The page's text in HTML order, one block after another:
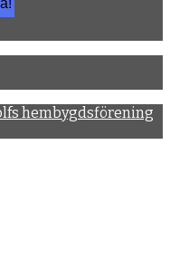
hembygdsförening